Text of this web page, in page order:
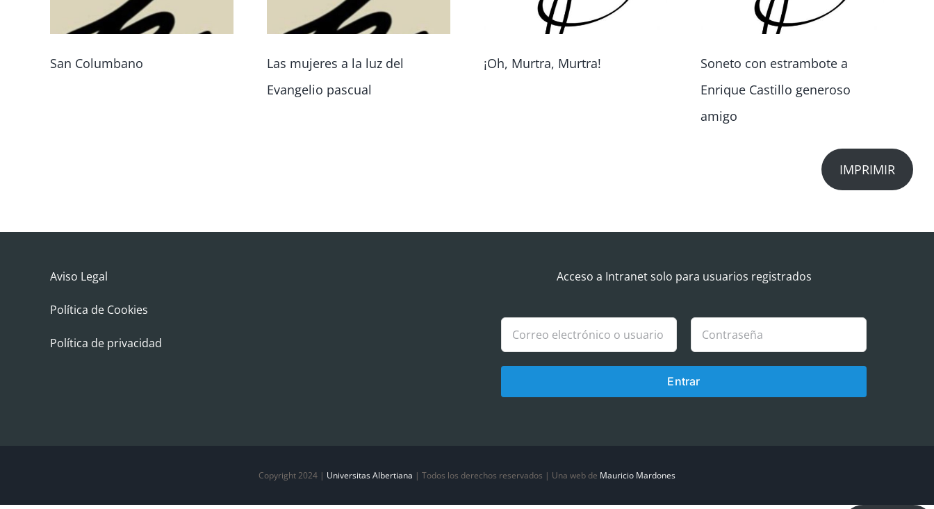
San Columbano
Las mujeres a la luz del
Evangelio pascual
¡Oh, Murtra, Murtra!
Soneto con estrambote a
Enrique Castillo generoso
amigo
IMPRIMIR
Aviso Legal
Política de Cookies
Política de privacidad
Acceso a Intranet solo para usuarios registrados
Entrar
Copyright 2024 | Universitas Albertiana | Todos los derechos reservados | Una web de Mauricio Mardones